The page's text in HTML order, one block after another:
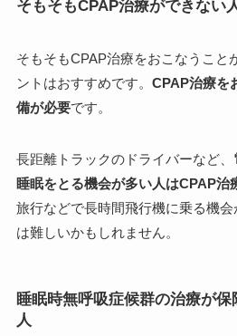
そもそもCPAP治療ができない
そもそもCPAP治療をおこなうこと
ントはおすすめです。 CPAP治療を
備が必要です。
長距離トラックのドライバーなど、
睡眠をとる機会が多い人はCPAP治
旅行などで長時間飛行機に乗る機
は難しいかもしれません。
睡眠時無呼吸症候群の治療が
人